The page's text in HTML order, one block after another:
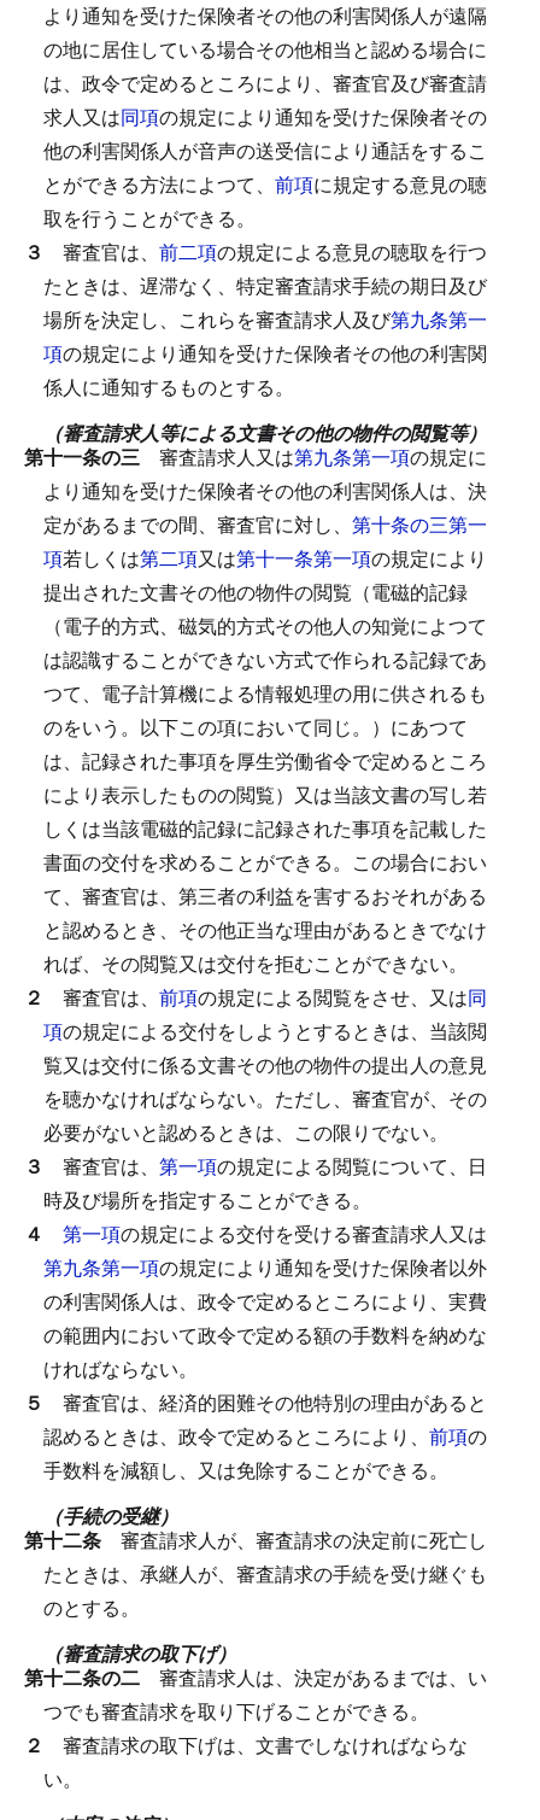
より通知を受けた保険者その他の利害関係人が遠隔
の地に居住している場合その他相当と認める場合に
は、政令で定めるところにより、審査官及び審査請
求人又は同項の規定により通知を受けた保険者その
他の利害関係人が音声の送受信により通話をするこ
とができる方法によつて、 前項に規定する意見の聴
取を行うことができる。
３ 審査官は、 前二項の規定による意見の聴取を行つ
たときは、遅滞なく、特定審査請求手続の期日及び
場所を決定し、これらを審査請求人及び第九条第一
項の規定により通知を受けた保険者その他の利害関
係人に通知するものとする。
（審査請求人等による文書その他の物件の閲覧等）
第十一条の三 審査請求人又は第九条第一項の規定に
より通知を受けた保険者その他の利害関係人は、決
定があるまでの間、審査官に対し、 第十条の三第一
項若しくは第二項又は第十一条第一項の規定により
提出された文書その他の物件の閲覧（電磁的記録
（電子的方式、磁気的方式その他人の知覚によつて
は認識することができない方式で作られる記録であ
つて、電子計算機による情報処理の用に供されるも
のをいう。以下この項において同じ。）にあつて
は、記録された事項を厚生労働省令で定めるところ
により表示したものの閲覧）又は当該文書の写し若
しくは当該電磁的記録に記録された事項を記載した
書面の交付を求めることができる。 この場合におい
て、審査官は、第三者の利益を害するおそれがある
と認めるとき、その他正当な理由があるときでなけ
れば、その閲覧又は交付を拒むことができない。
２ 審査官は、 前項の規定による閲覧をさせ、又は同
項の規定による交付をしようとするときは、当該閲
覧又は交付に係る文書その他の物件の提出人の意見
を聴かなければならない。 ただし、審査官が、その
必要がないと認めるときは、この限りでない。
３ 審査官は、 第一項の規定による閲覧について、日
時及び場所を指定することができる。
４ 第一項の規定による交付を受ける審査請求人又は
第九条第一項の規定により通知を受けた保険者以外
の利害関係人は、政令で定めるところにより、実費
の範囲内において政令で定める額の手数料を納めな
ければならない。
５ 審査官は、経済的困難その他特別の理由があると
認めるときは、政令で定めるところにより、 前項の
手数料を減額し、又は免除することができる。
（手続の受継）
第十二条 審査請求人が、審査請求の決定前に死亡し
たときは、承継人が、審査請求の手続を受け継ぐも
のとする。
（審査請求の取下げ）
第十二条の二 審査請求人は、決定があるまでは、い
つでも審査請求を取り下げることができる。
２ 審査請求の取下げは、文書でしなければならな
い。